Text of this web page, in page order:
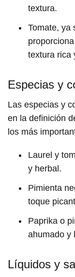
textura.
Tomate, ya
textura rica
Especias y
Las especias y
en la definición
los más
Laurel y
y herbal.
Pimienta
toque
Paprika o
ahumado y
Líquidos y